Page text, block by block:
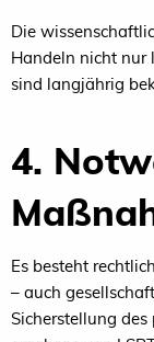
Die
Handeln nicht nur
sind langjährig
4.
Es besteht
– auch
Sicherstellung